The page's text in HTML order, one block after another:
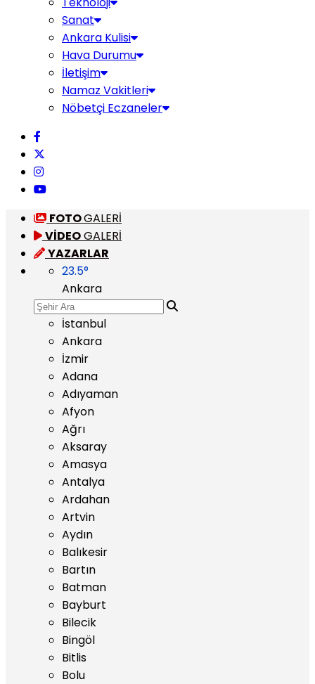
Sanat
Ankara Kulisi
Hava Durumu
İletişim
Namaz Vakitleri
Nöbetçi Eczaneler
FOTOGALERİ
VİDEOGALERİ
YAZARLAR
23.5°
Ankara
İstanbul
Ankara
İzmir
Adana
Adıyaman
Afyon
Ağrı
Aksaray
Amasya
Antalya
Ardahan
Artvin
Aydın
Balıkesir
Bartın
Batman
Bayburt
Bilecik
Bingöl
Bitlis
Bolu